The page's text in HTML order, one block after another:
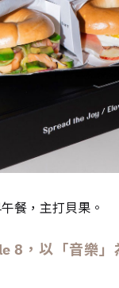
餐，主打貝果。
8，以「音樂」